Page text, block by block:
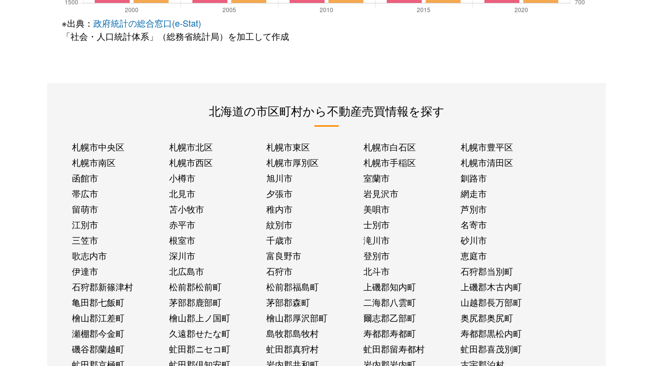
※出典： 政府統計の総合窓口(e-Stat)
「社会・人口統計体系」（総務省統計局）を加工して作成
北海道の市区町村から不動産売買情報を探す
札幌市中央区 札幌市北区 札幌市東区 札幌市白石区
札幌市豊平区
札幌市南区
札幌市西区 札幌市厚別区 札幌市手稲区
札幌市清田区
函館市
小樽市 旭川市 室蘭市
釧路市
帯広市
北見市 夕張市 岩見沢市
網走市
留萌市
苫小牧市 稚内市 美唄市
芦別市
江別市
赤平市 紋別市 士別市
名寄市
三笠市
根室市 千歳市 滝川市
砂川市
歌志内市
深川市 富良野市 登別市
恵庭市
伊達市
北広島市 石狩市 北斗市
石狩郡当別町
石狩郡新篠津村
松前郡松前町 松前郡福島町 上磯郡知内町
上磯郡木古内町
亀田郡七飯町
茅部郡鹿部町 茅部郡森町 二海郡八雲町
山越郡長万部町
檜山郡江差町
檜山郡上ノ国町 檜山郡厚沢部町 爾志郡乙部町
奥尻郡奥尻町
瀬棚郡今金町
久遠郡せたな町 島牧郡島牧村 寿都郡寿都町
寿都郡黒松内町
磯谷郡蘭越町
虻田郡ニセコ町 虻田郡真狩村 虻田郡留寿都村
虻田郡喜茂別町